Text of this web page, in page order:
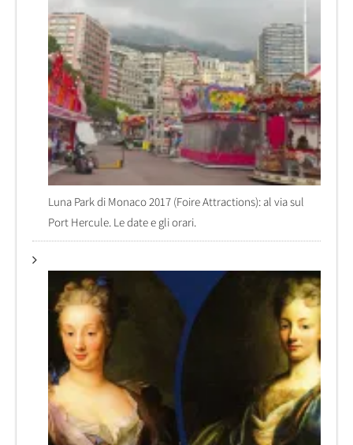
Luna Park di Monaco 2017 (Foire Attractions): al via sul
Port Hercule. Le date e gli orari.